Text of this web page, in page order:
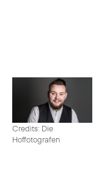
Credits: Die
Hoffotografen